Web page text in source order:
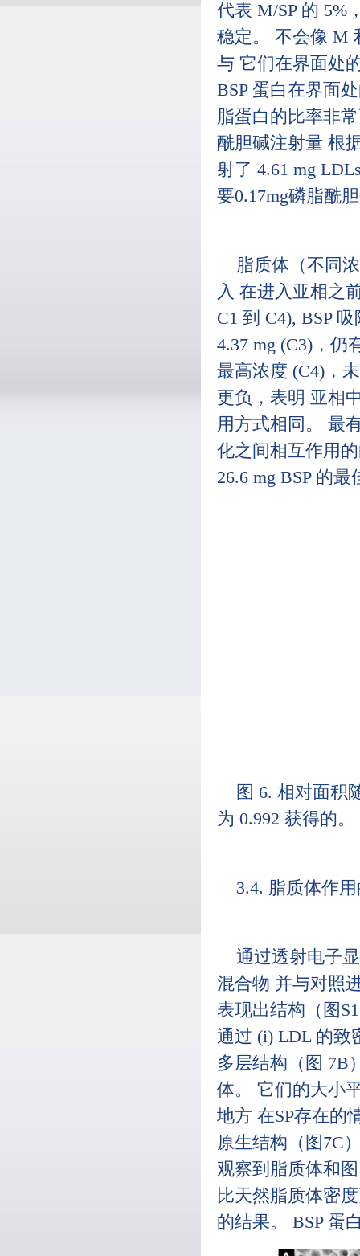
代表 M/SP 的 5%
稳定。 不会像 M
与 它们在界面处
BSP 蛋白在界面
脂蛋白的比率非
酰胆碱注射量 根
射了 4.61 mg
要0.17mg磷脂酰
脂质体（不同
入 在进入亚相之
C1 到 C4), BSP
4.37 mg (C3)，仍
最高浓度 (C4)，
更负，表明 亚相
用方式相同。 最
化之间相互作用
26.6 mg BSP 的
图 6. 相对面积
为 0.992 获得的。
3.4. 脂质体作
通过透射电子
混合物 并与对照
表现出结构（图
通过 (i) LDL 的致
多层结构（图 7B
体。 它们的大小
地方 在SP存在的
原生结构（图7C
观察到脂质体和
比天然脂质体密
的结果。 BSP 蛋